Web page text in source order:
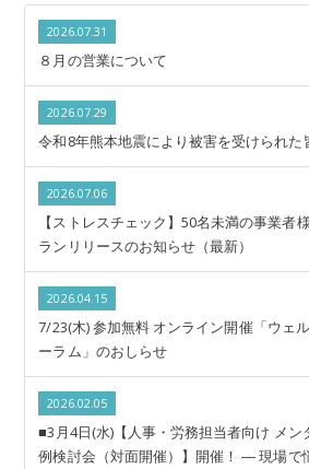
2026.07.31
８月の営業について
2026.07.29
令和8年熊本地震により被害を受けられた
2026.07.06
【ストレスチェック】50名未満の事業者
ランリリースのお知らせ（最新）
2026.04.15
7/23(木) 参加無料 オンライン開催「ウェ
ーラム」のおしらせ
2026.02.05
■3月4日(水)【人事・労務担当者向け メン
例検討会（対面開催）】開催！ ― 現場で